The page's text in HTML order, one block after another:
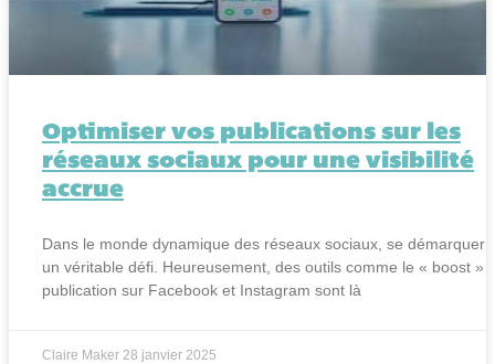
Optimiser vos publications sur les
réseaux sociaux pour une visibilité
accrue
Dans le monde dynamique des réseaux sociaux, se démarquer
un véritable défi. Heureusement, des outils comme le « boost »
publication sur Facebook et Instagram sont là
Claire Maker 28 janvier 2025